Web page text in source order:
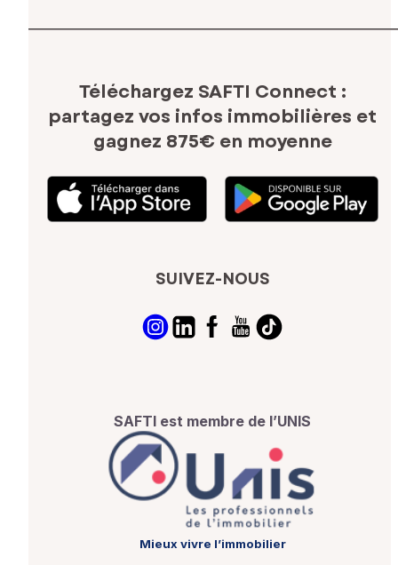
Téléchargez SAFTI Connect :
partagez vos infos immobilières et
gagnez 875€ en moyenne
SUIVEZ-NOUS
SAFTI est membre de l’UNIS
Mieux vivre l’immobilier